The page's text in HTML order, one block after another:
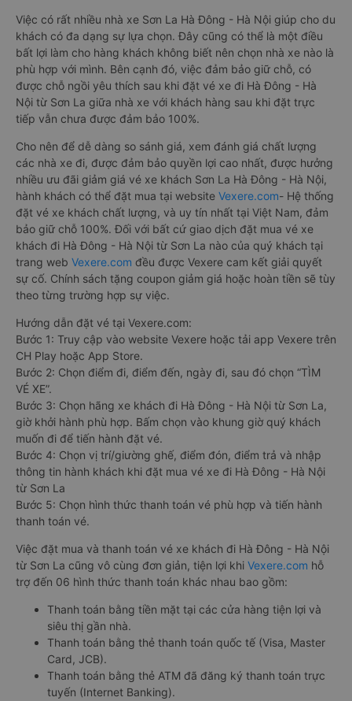
Việc có rất nhiều nhà xe Sơn La Hà Đông - Hà Nội giúp cho du
khách có đa dạng sự lựa chọn. Đây cũng có thể là một điều
bất lợi làm cho hàng khách không biết nên chọn nhà xe nào là
phù hợp với mình. Bên cạnh đó, việc đảm bảo giữ chỗ, có
được chỗ ngồi yêu thích sau khi đặt vé xe đi Hà Đông - Hà
Nội từ Sơn La giữa nhà xe với khách hàng sau khi đặt trực
tiếp vẫn chưa được đảm bảo 100%.
Cho nên để dễ dàng so sánh giá, xem đánh giá chất lượng
các nhà xe đi, được đảm bảo quyền lợi cao nhất, được hưởng
nhiều ưu đãi giảm giá vé xe khách Sơn La Hà Đông - Hà Nội,
hành khách có thể đặt mua tại website Vexere.com- Hệ thống
đặt vé xe khách chất lượng, và uy tín nhất tại Việt Nam, đảm
bảo giữ chỗ 100%. Đối với bất cứ giao dịch đặt mua vé xe
khách đi Hà Đông - Hà Nội từ Sơn La nào của quý khách tại
trang web Vexere.com đều được Vexere cam kết giải quyết
sự cố. Chính sách tặng coupon giảm giá hoặc hoàn tiền sẽ tùy
theo từng trường hợp sự việc.
Hướng dẫn đặt vé tại Vexere.com:
Bước 1: Truy cập vào website Vexere hoặc tải app Vexere trên
CH Play hoặc App Store.
Bước 2: Chọn điểm đi, điểm đến, ngày đi, sau đó chọn “TÌM
VÉ XE”.
Bước 3: Chọn hãng xe khách đi Hà Đông - Hà Nội từ Sơn La,
giờ khởi hành phù hợp. Bấm chọn vào khung giờ quý khách
muốn đi để tiến hành đặt vé.
Bước 4: Chọn vị trí/giường ghế, điểm đón, điểm trả và nhập
thông tin hành khách khi đặt mua vé xe đi Hà Đông - Hà Nội
từ Sơn La
Bước 5: Chọn hình thức thanh toán vé phù hợp và tiến hành
thanh toán vé.
Việc đặt mua và thanh toán vé xe khách đi Hà Đông - Hà Nội
từ Sơn La cũng vô cùng đơn giản, tiện lợi khi Vexere.com hỗ
trợ đến 06 hình thức thanh toán khác nhau bao gồm:
Thanh toán bằng tiền mặt tại các cửa hàng tiện lợi và
siêu thị gần nhà.
Thanh toán bằng thẻ thanh toán quốc tế (Visa, Master
Card, JCB).
Thanh toán bằng thẻ ATM đã đăng ký thanh toán trực
tuyến (Internet Banking).